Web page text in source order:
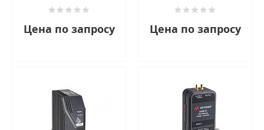
Цена по запросу Цена по запросу